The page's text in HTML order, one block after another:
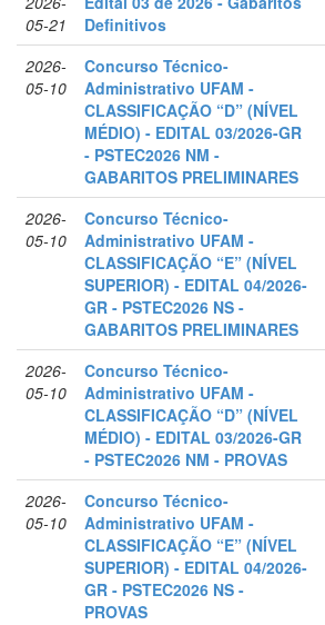
05-21
Definitivos
2026-
05-10
Concurso Técnico-
Administrativo UFAM -
CLASSIFICAÇÃO “D” (NÍVEL
MÉDIO) - EDITAL 03/2026-GR
- PSTEC2026 NM -
GABARITOS PRELIMINARES
2026-
05-10
Concurso Técnico-
Administrativo UFAM -
CLASSIFICAÇÃO “E” (NÍVEL
SUPERIOR) - EDITAL 04/2026-
GR - PSTEC2026 NS -
GABARITOS PRELIMINARES
2026-
05-10
Concurso Técnico-
Administrativo UFAM -
CLASSIFICAÇÃO “D” (NÍVEL
MÉDIO) - EDITAL 03/2026-GR
- PSTEC2026 NM - PROVAS
2026-
05-10
Concurso Técnico-
Administrativo UFAM -
CLASSIFICAÇÃO “E” (NÍVEL
SUPERIOR) - EDITAL 04/2026-
GR - PSTEC2026 NS -
PROVAS